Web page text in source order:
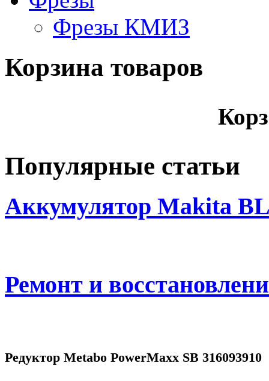
Фрезы КМИЗ
Корзина товаров
Популярные статьи
Аккумулятор Makita
Ремонт и
Редуктор Metabo PowerMaxx SB 316093910